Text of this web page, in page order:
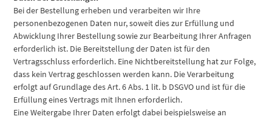
Bei der Bestellung erheben und verarbeiten wir Ihre
personenbezogenen Daten nur, soweit dies zur Erfüllung und
Abwicklung Ihrer Bestellung sowie zur Bearbeitung Ihrer Anfragen
erforderlich ist. Die Bereitstellung der Daten ist für den
Vertragsschluss erforderlich. Eine Nichtbereitstellung hat zur Folge,
dass kein Vertrag geschlossen werden kann. Die Verarbeitung
erfolgt auf Grundlage des Art. 6 Abs. 1 lit. b DSGVO und ist für die
Erfüllung eines Vertrags mit Ihnen erforderlich.
Eine Weitergabe Ihrer Daten erfolgt dabei beispielsweise an